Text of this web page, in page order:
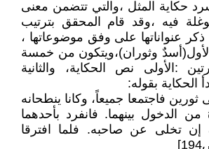
حكاية المثل ،والتي تتضمن معنى
فيه ،وقد قام المحقق بترتيب
ذكر عنواناتها على وفق موضوعاتها ،
وثوران)،ويتكون من خمسة
:الأولى نص الحكاية، والثانية
الحكاية بقوله:
فاجتمعا جميعاً، وكانا ينطحانه
من الدخول بينهما. فانفرد بأحدهما
إن تخلى عن صاحبه. فلما افترقا